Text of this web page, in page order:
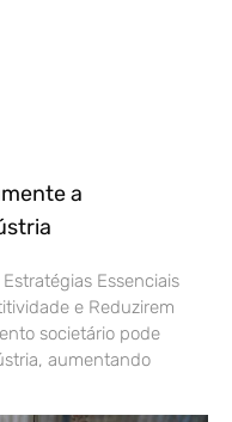
a
Essenciais
e Reduzirem
societário pode
aumentando